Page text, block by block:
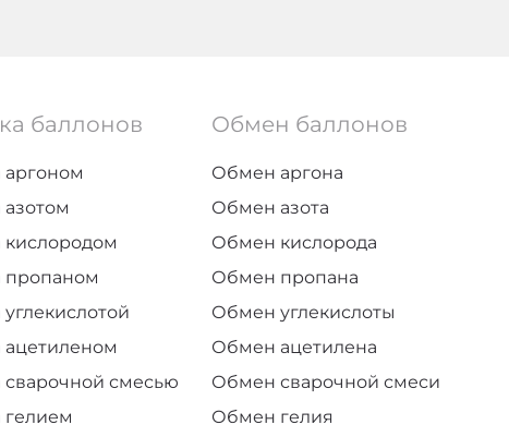
баллонов
аргоном
азотом
кислородом
пропаном
ацетиленом
сварочной смесью
гелием
Обмен баллонов
Обмен аргона
Обмен азота
Обмен кислорода
Обмен пропана
Обмен углекислоты
Обмен ацетилена
Обмен сварочной смеси
Обмен гелия